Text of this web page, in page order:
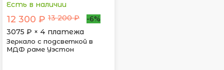
Есть в наличии
12 300 ₽ 13 200 ₽
-6%
3075 ₽ × 4 платежа
Зеркало с подсветкой в
МДФ раме Уэстон